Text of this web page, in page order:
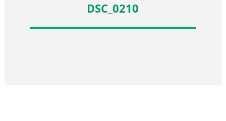
DSC_0210